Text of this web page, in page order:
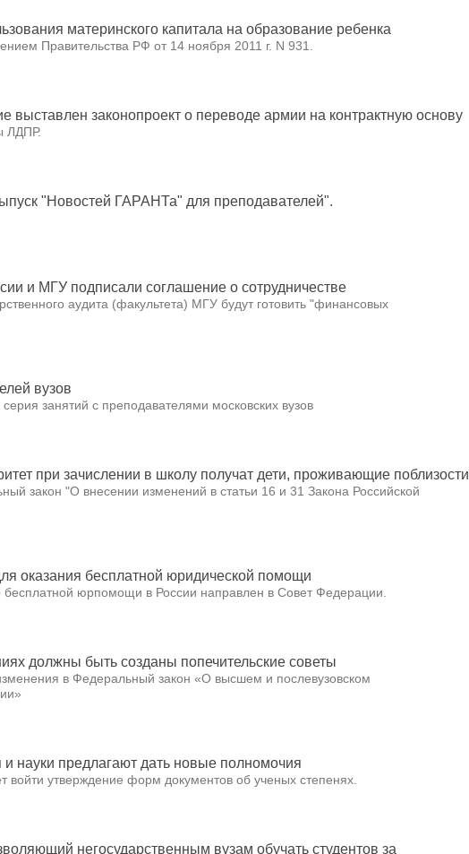
материнского капитала на образование ребенка
Правительства РФ от 14 ноября 2011 г. N 931.
выставлен законопроект о переводе армии на контрактную основу
ЛДПР.
"Новостей ГАРАНТа" для преподавателей".
и МГУ подписали соглашение о сотрудничестве
аудита (факультета) МГУ будут готовить "финансовых
вузов
занятий с преподавателями московских вузов
при зачислении в школу получат дети, проживающие поблизости
закон "О внесении изменений в статьи 16 и 31 Закона Российской
оказания бесплатной юридической помощи
бесплатной юрпомощи в России направлен в Совет Федерации.
должны быть созданы попечительские советы
в Федеральный закон «О высшем и послевузовском
и науки предлагают дать новые полномочия
войти утверждение форм документов об ученых степенях.
негосударственным вузам обучать студентов за